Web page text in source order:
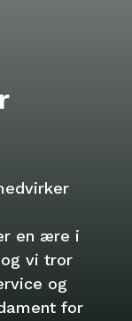
en ære i
vi tror
og
for